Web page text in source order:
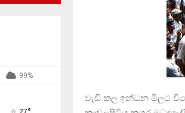
වැඩි කල ඉන්ධන මිලට
99%